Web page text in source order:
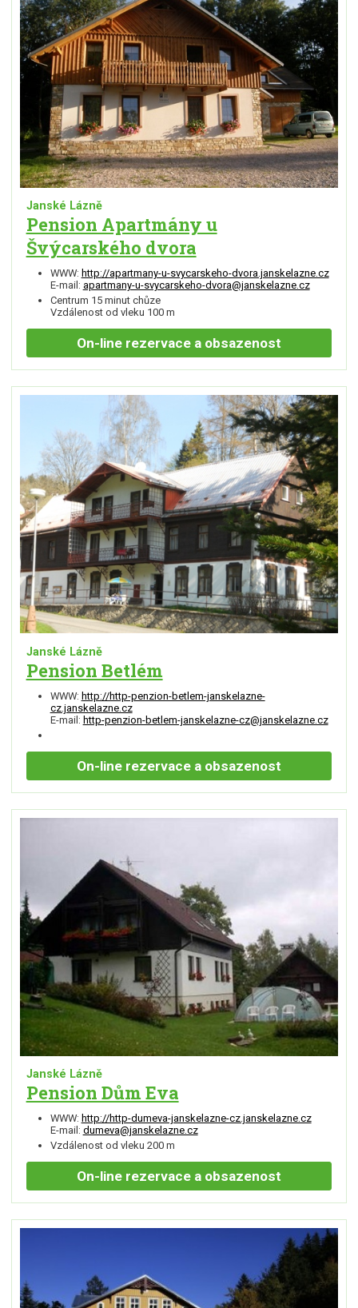
Janské Lázně
Pension Apartmány u
Švýcarského dvora
WWW: http://apartmany-u-svycarskeho-dvora.janskelazne.cz
E-mail: apartmany-u-svycarskeho-dvora@janskelazne.cz
Centrum 15 minut chůze
Vzdálenost od vleku 100 m
On-line rezervace a obsazenost
Janské Lázně
Pension Betlém
WWW: http://http-penzion-betlem-janskelazne-
cz.janskelazne.cz
E-mail: http-penzion-betlem-janskelazne-cz@janskelazne.cz
On-line rezervace a obsazenost
Janské Lázně
Pension Dům Eva
WWW: http://http-dumeva-janskelazne-cz.janskelazne.cz
E-mail: dumeva@janskelazne.cz
Vzdálenost od vleku 200 m
On-line rezervace a obsazenost